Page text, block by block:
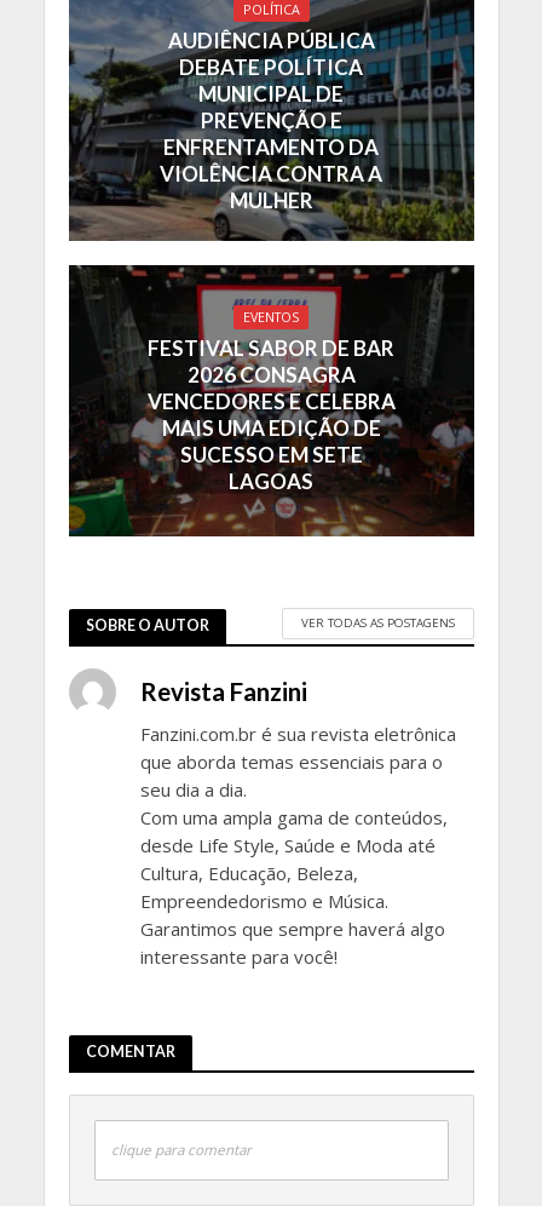
POLÍTICA
AUDIÊNCIA PÚBLICA
DEBATE POLÍTICA
MUNICIPAL DE
PREVENÇÃO E
ENFRENTAMENTO DA
VIOLÊNCIA CONTRA A
MULHER
EVENTOS
FESTIVAL SABOR DE BAR
2026 CONSAGRA
VENCEDORES E CELEBRA
MAIS UMA EDIÇÃO DE
SUCESSO EM SETE
LAGOAS
SOBRE O AUTOR VER TODAS AS POSTAGENS
Revista Fanzini
Fanzini.com.br é sua revista eletrônica
que aborda temas essenciais para o
seu dia a dia.
Com uma ampla gama de conteúdos,
desde Life Style, Saúde e Moda até
Cultura, Educação, Beleza,
Empreendedorismo e Música.
Garantimos que sempre haverá algo
interessante para você!
COMENTAR
clique para comentar